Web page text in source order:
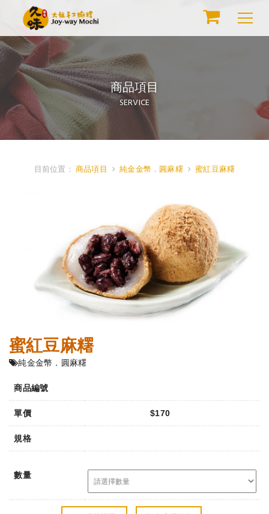
商品項目
SERVICE
目前位置： 商品項目 純金金幣．圓麻糬 蜜紅豆麻糬
蜜紅豆麻糬
純金金幣．圓麻糬
商品編號
單價 $170
規格
數量